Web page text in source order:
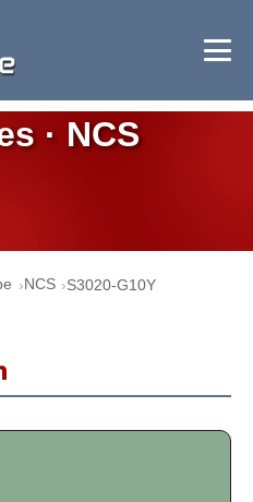
· NCS
NCS S3020-G10Y